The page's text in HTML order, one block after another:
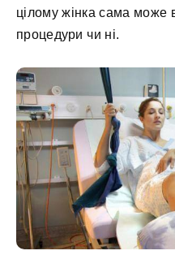
цілому жінка сама може
процедури чи ні.